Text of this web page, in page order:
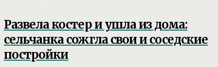
Развела костер и ушла из дома:
сельчанка сожгла свои и соседские
постройки